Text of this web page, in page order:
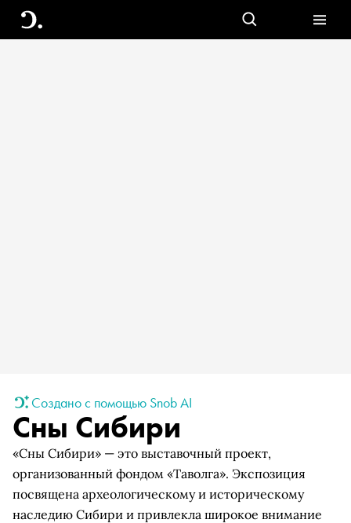
Создано с помощью Snob AI
Сны Сибири
«Сны Сибири» — это выставочный проект,
организованный фондом «Таволга». Экспозиция
посвящена археологическому и историческому
наследию Сибири и привлекла широкое внимание